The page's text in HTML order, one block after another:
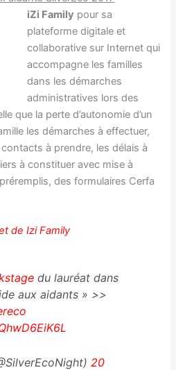
iZi Family pour sa
plateforme digitale et
collaborative sur Internet qui
accompagne les familles
dans les démarches
administratives lors des
que la perte d’autonomie d’un
les démarches à effectuer,
à prendre, les délais à
à constituer avec mise à
des formulaires Cerfa
de Izi Family
du lauréat dans
aux aidants » >>
20